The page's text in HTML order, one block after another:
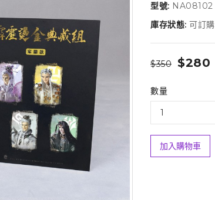
型號: NA08102
庫存狀態: 可訂購
$350 $280
數量
加入購物車